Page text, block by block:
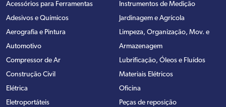
Acessórios para Ferramentas
Adesivos e Químicos
Aerografia e Pintura
Automotivo
Compressor de Ar
Construção Civil
Elétrica
Eletroportáteis
Instrumentos de Medição
Jardinagem e Agrícola
Limpeza, Organização, Mov. e
Armazenagem
Lubrificação, Óleos e Fluídos
Materiais Elétricos
Oficina
Peças de reposição